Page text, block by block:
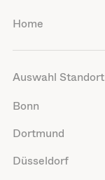
Home
Auswahl Standort
Bonn
Dortmund
Düsseldorf